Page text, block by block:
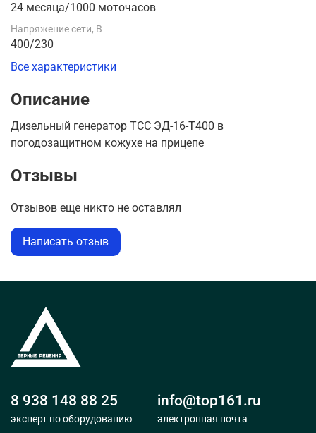
24 месяца/1000 моточасов
Напряжение сети, В
400/230
Все характеристики
Описание
Дизельный генератор ТСС ЭД-16-Т400 в
погодозащитном кожухе на прицепе
Отзывы
Отзывов еще никто не оставлял
Написать отзыв
8 938 148 88 25
эксперт по оборудованию
info@top161.ru
электронная почта